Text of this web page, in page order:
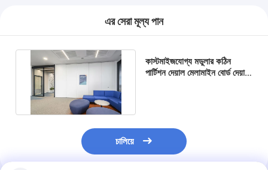
এর সেরা মূল্য পান
কাস্টমাইজযোগ্য মডুলার কঠিন
পার্টিশন দেয়াল মেলামাইন বোর্ড দেয়াল
চালিয়ে